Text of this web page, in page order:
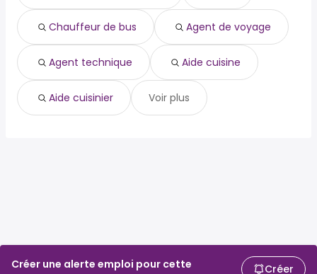
Créer une alerte emploi pour cette
Créer
aide cuisinier
Chauffeur de bus Agent de voyage
Agent technique Aide cuisine
Aide cuisinier Voir plus